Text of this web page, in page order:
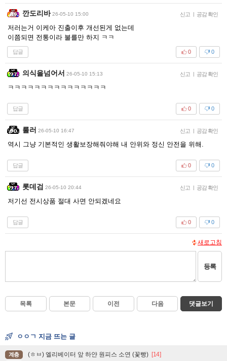
깐도리바 26-05-10 15:00 신고 | 공감 확인
저러는거 이케아 진출이후 개선된게 없는데
이쯤되면 전통이라 불를만 하지 ㅋㅋ
답글 0
0
의식을넘어서 26-05-10 15:13 신고 | 공감 확인
ㅋㅋㅋㅋㅋㅋㅋㅋㅋㅋㅋㅋㅋㅋㅋ
답글 0
0
룰러 26-05-10 16:47 신고 | 공감 확인
역시 그냥 기본적인 생활보장해줘야해 내 안위와 정신 안전을 위해.
답글 0
0
롯데검 26-05-10 20:44 신고 | 공감 확인
저기선 전시상품 절대 사면 안되겠네요
답글 0
0
새로고침
등록
목록 본문 이전 다음 댓글보기
ㅇㅇㄱ 지금 뜨는 글
계층 (ㅎㅂ) 엘리베이터 앞 하얀 원피스 소연 (꽃빵) [14]